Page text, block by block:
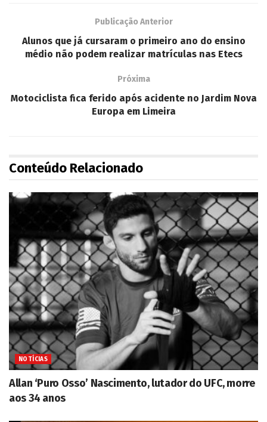
Publicação Anterior
Alunos que já cursaram o primeiro ano do ensino
médio não podem realizar matrículas nas Etecs
Próxima
Motociclista fica ferido após acidente no Jardim Nova
Europa em Limeira
Conteúdo Relacionado
NOTÍCIAS
Allan ‘Puro Osso’ Nascimento, lutador do UFC, morre
aos 34 anos